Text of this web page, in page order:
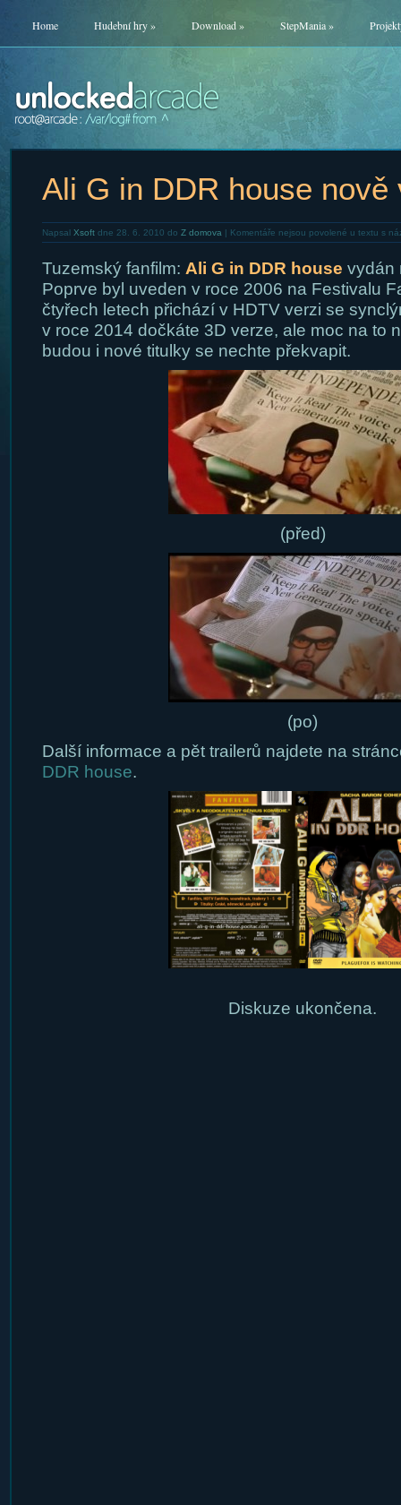
Home Hudební hry» Download» StepMania»
Ali G in DDR house nově
Napsal Xsoftdne 28. 6. 2010 do Z domova | Komentáře nejsou povolené u textu s
Tuzemský fanfilm: Ali G in DDR house vydán
Poprve byl uveden v roce 2006 na Festivalu
čtyřech letech přichází v HDTV verzi se
v roce 2014 dočkáte 3D verze, ale moc na to
budou i nové titulky se nechte překvapit.
(před)
(po)
Další informace a pět trailerů najdete na
DDR house.
Diskuze ukončena.